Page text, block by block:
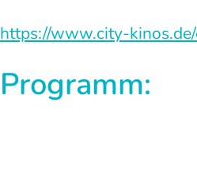
https://www.city-
Programm: